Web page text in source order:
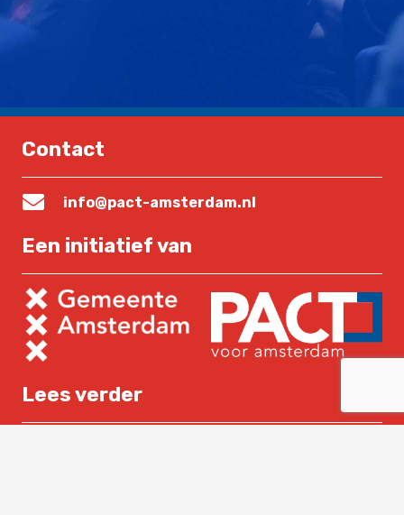
Contact
info@pact-amsterdam.nl
Een initiatief van
Lees verder